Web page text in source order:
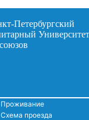
Проживание
Схема проезда